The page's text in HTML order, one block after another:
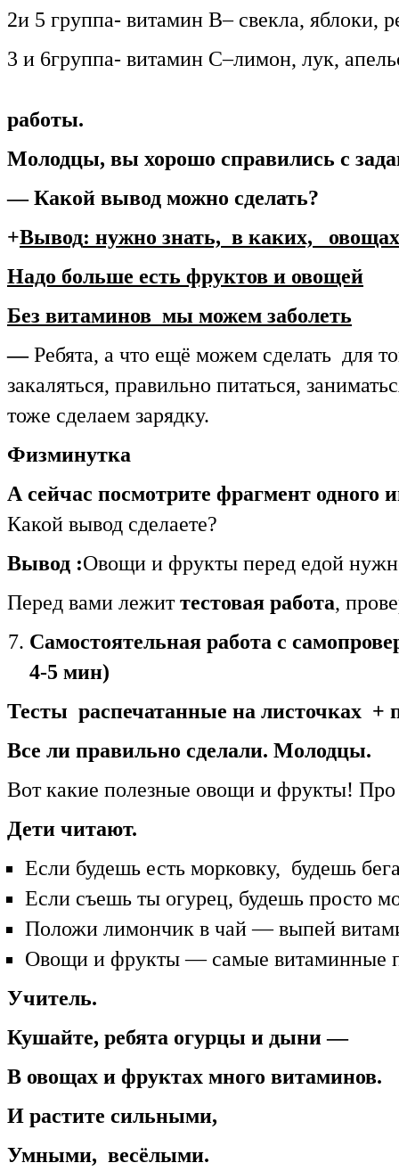
2и 5 группа- витамин В– свекла, яблоки,
3 и 6группа-
работы.
Молодцы, вы хорошо справились с
— Какой вывод можно сделать?
+Вывод: нужно знать, в каких,
Надо больше есть фруктов и овощей
Без витаминов мы можем заболеть
—Ребята, а что ещё можем
закаляться, правильно питаться,
тоже сделаем зарядку.
Физминутка
А сейчас посмотрите фрагмент одного
Какой вывод сделаете?
Вывод :Овощи и фрукты перед едой
Перед вами лежиттестовая работа,
Самостоятельная работа с
4-5 мин)
Тесты распечатанные на листочках +
Все ли правильно сделали. Молодцы.
Вот какие полезные овощи и фрукты!
Дети читают.
Если будешь есть морковку, будешь
Если съешь ты огурец, будешь просто
Положи лимончик в чай — выпей
Овощи и фрукты — самые витаминные
Учитель.
Кушайте, ребята огурцы и дыни —
В овощах и фруктах много витаминов.
И растите сильными,
Умными, весёлыми.